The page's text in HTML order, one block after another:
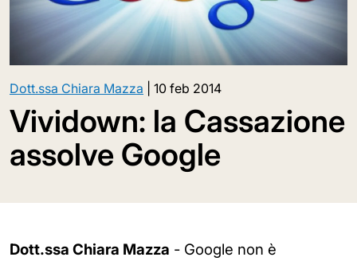
Dott.ssa Chiara Mazza 10 feb 2014
Vividown: la Cassazione
assolve Google
Dott.ssa Chiara Mazza - Google non è